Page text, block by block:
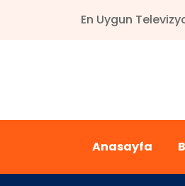
En Uygun
Anasayfa